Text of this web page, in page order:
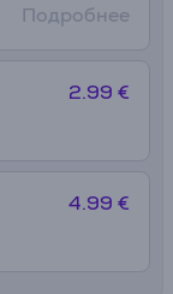
Подробнее
2.99 €
4.99 €